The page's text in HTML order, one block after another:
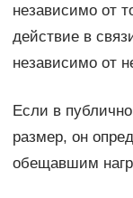
независимо от
действие в
независимо от
Если в
размер, он
обещавшим